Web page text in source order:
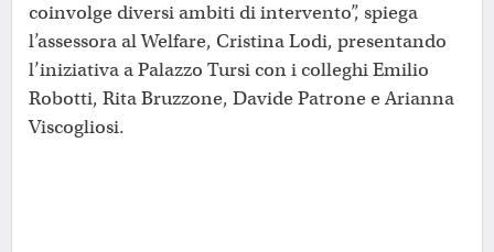
coinvolge diversi ambiti di intervento”, spiega
l’assessora al Welfare, Cristina Lodi, presentando
l’iniziativa a Palazzo Tursi con i colleghi Emilio
Robotti, Rita Bruzzone, Davide Patrone e Arianna
Viscogliosi.